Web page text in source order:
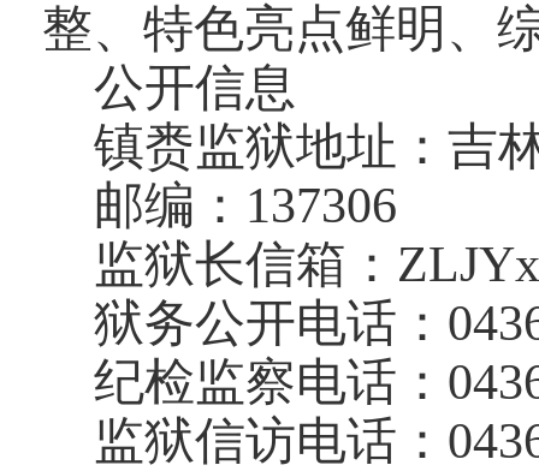
整、特色亮点鲜明、
公开信息
镇赉监狱地址：吉
邮编： 137306
监狱长信箱：
狱务公开电话：
纪检监察电话：
监狱信访电话：